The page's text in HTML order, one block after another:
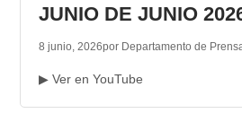
JUNIO DE JUNIO
8 junio, 2026por Departamento de
▶ Ver en YouTube